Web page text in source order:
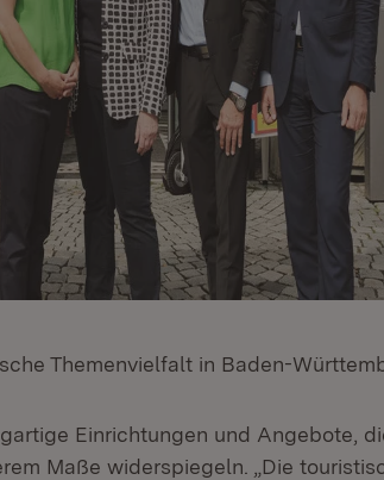
Themenvielfalt in Baden-
Einrichtungen und Angebote,
Maße widerspiegeln. „Die